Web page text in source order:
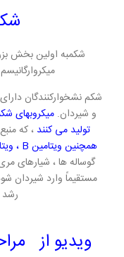
شکمبه اولین بخش
شکم نشخوارکنندگان
و شیردان. میکروبهای
تولید می کنند ، که
همچنین ویتامین B ، ویتامین K و اسیدهای آمینه تولید می کنند
گوساله ها ، شیارهای
مستقیماً وارد شیردان
ویدیو از